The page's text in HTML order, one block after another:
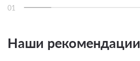
01
Наши рекомендации